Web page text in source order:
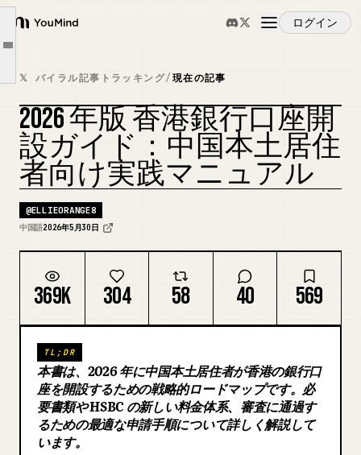
YouMind
ログイン
概要
ユースケース
スキル
プロンプト
ダウンロード
ブログ
更新情報
Article outline
I. 結論：初心者はこの2つを優先すべき
V. 2番目に優先：HSBC One
VI. BOCHK：代替候補
𝕏 バイラル記事トラッキング/現在の記事
カバーをリミックス
2026 年版 香港銀行口座開
設ガイド：中国本土居住
者向け実践マニュアル
@ELLIEORANGE8
中国語2026年5月30日
369K 304 58 40 569
TL;DR
本書は、2026 年に中国本土居住者が香港の銀行口
座を開設するための戦略的ロードマップです。必
要書類や HSBC の新しい料金体系、審査に通過す
るための最適な申請手順について詳しく解説して
います。